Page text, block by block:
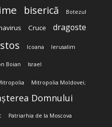
biserică Botezul
Cruce dragoste
Icoana Ierusalim
Boian Israel
Mitropolia Moldovei;
Domnului
Patriarhia de la Moscova